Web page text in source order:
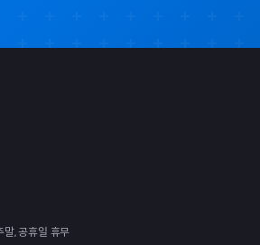
, 공휴일 휴무